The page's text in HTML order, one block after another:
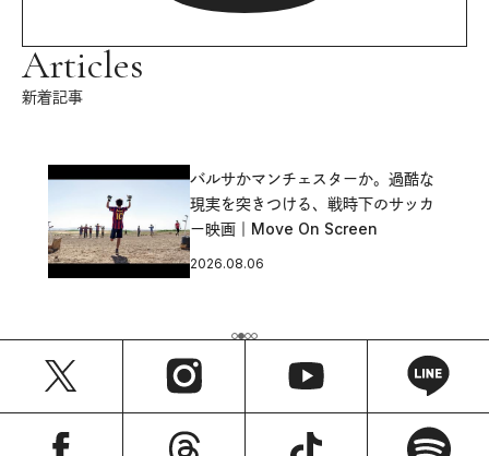
Articles
新着記事
バルサかマンチェスターか。過酷な
現実を突きつける、戦時下のサッカ
ー映画｜Move On Screen
2026.08.06